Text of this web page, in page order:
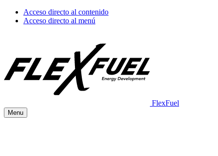
Acceso directo al contenido
Acceso directo al menú
FlexFuel
Menu